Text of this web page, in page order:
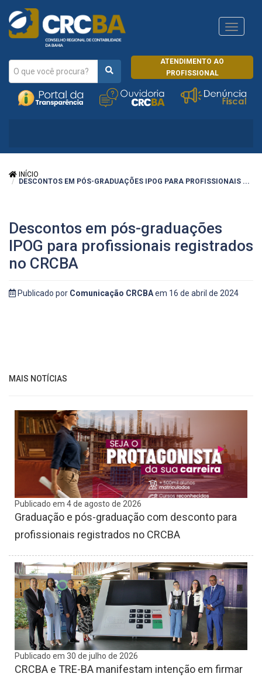
ATENDIMENTO AO
PROFISSIONAL
CRCRJ
INÍCIO
DESCONTOS EM PÓS-GRADUAÇÕES IPOG PARA PROFISSIONAIS ...
Descontos em pós-graduações
IPOG para profissionais registrados
no CRCBA
Publicado por Comunicação CRCBAem 16 de abril de 2024
MAIS NOTÍCIAS
Publicado em 4 de agosto de 2026
Graduação e pós-graduação com desconto para
profissionais registrados no CRCBA
Publicado em 30 de julho de 2026
CRCBA e TRE-BA manifestam intenção em firmar